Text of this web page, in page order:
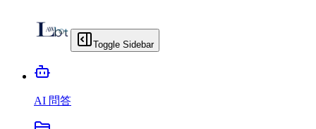
Toggle Sidebar
AI 問答